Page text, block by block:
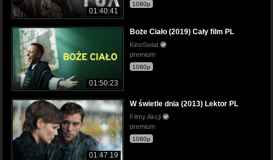
01:40:41
1080p
01:50:23
Boże Ciało (2019) Cały film PL
KinoSwiat
premium
1080p
01:47:19
W świetle dnia (2013) Lektor PL
Filmy Akcji
premium
1080p